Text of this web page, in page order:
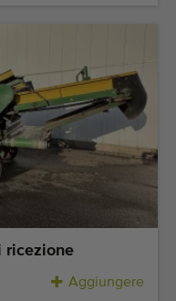
ricezione
Aggiungere